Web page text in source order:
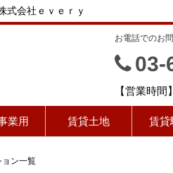
式会社ｅｖｅｒｙ
お電話でのお
03-
【営業時
業用 賃貸土地 賃貸
ョン一覧